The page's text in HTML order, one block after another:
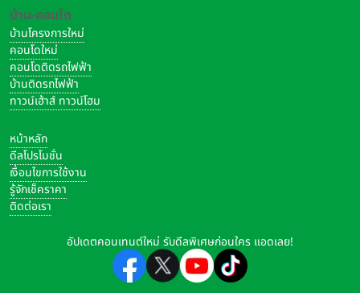
บ้าน-คอนโด
บ้านโครงการใหม่
คอนโดใหม่
คอนโดติดรถไฟฟ้า
บ้านติดรถไฟฟ้า
ทาวน์เฮ้าส์ ทาวน์โฮม
หน้าหลัก
ดีลโปรโมชั่น
เงื่อนไขการใช้งาน
รู้จักเช็คราคา
ติดต่อเรา
อัปเดตคอนเทนต์ใหม่ รับดีลพิเศษก่อนใคร แอดเลย!